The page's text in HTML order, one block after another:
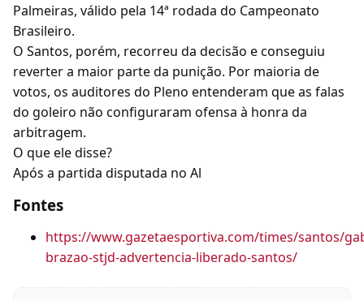
Palmeiras, válido pela 14ª rodada do Campeonato
Brasileiro.
O Santos, porém, recorreu da decisão e conseguiu
reverter a maior parte da punição. Por maioria de
votos, os auditores do Pleno entenderam que as falas
do goleiro não configuraram ofensa à honra da
arbitragem.
O que ele disse?
Após a partida disputada no Al
Fontes
https://www.gazetaesportiva.com/times/santos/
brazao-stjd-advertencia-liberado-santos/